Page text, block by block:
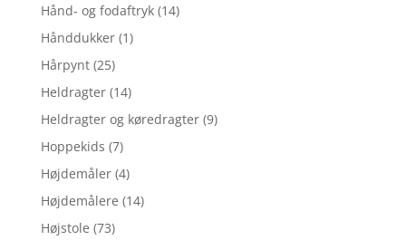
Hånd- og fodaftryk (14)
Hånddukker (1)
Hårpynt (25)
Heldragter (14)
Heldragter og køredragter (9)
Hoppekids (7)
Højdemåler (4)
Højdemålere (14)
Højstole (73)